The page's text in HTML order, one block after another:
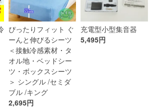
ぴったりフィット ぐ
ーんと伸びるシーツ
＜接触冷感素材・タ
オル地・ベッドシー
ツ・ボックスシーツ
＞ シングル /セミダ
ブル /キング
2,695円
充電型小型集音器
5,495円